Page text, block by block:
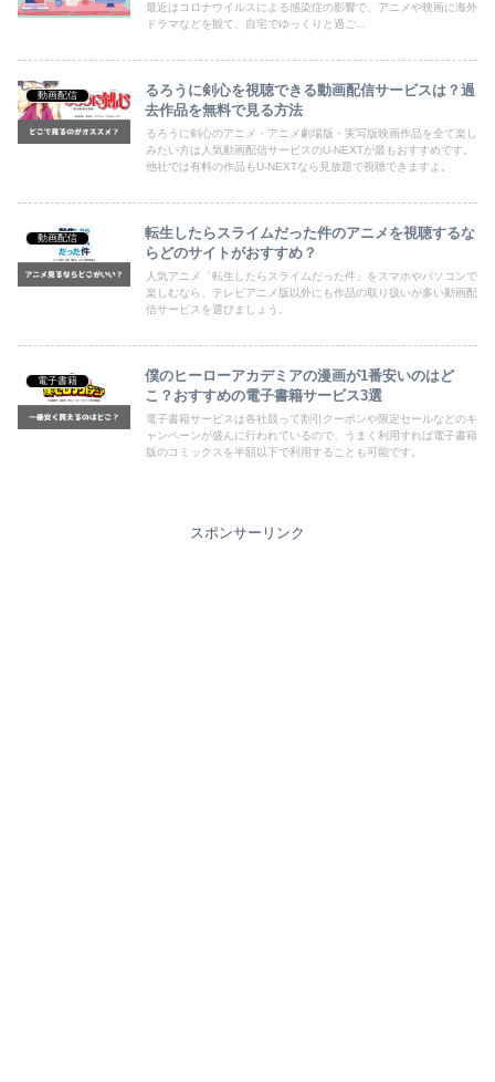
最近はコロナウイルスによる感染症の影響で、アニメや映画に海外
ドラマなどを観て、自宅でゆっくりと過ご...
動画配信
るろうに剣心を視聴できる動画配信サービスは？過
去作品を無料で見る方法
るろうに剣心のアニメ・アニメ劇場版・実写版映画作品を全て楽し
みたい方は人気動画配信サービスのU-NEXTが最もおすすめです。
他社では有料の作品もU-NEXTなら見放題で視聴できますよ。
動画配信
転生したらスライムだった件のアニメを視聴するな
らどのサイトがおすすめ？
人気アニメ「転生したらスライムだった件」をスマホやパソコンで
楽しむなら、テレビアニメ版以外にも作品の取り扱いが多い動画配
信サービスを選びましょう。
電子書籍
僕のヒーローアカデミアの漫画が1番安いのはど
こ？おすすめの電子書籍サービス3選
電子書籍サービスは各社競って割引クーポンや限定セールなどのキ
ャンペーンが盛んに行われているので、うまく利用すれば電子書籍
版のコミックスを半額以下で利用することも可能です。
スポンサーリンク